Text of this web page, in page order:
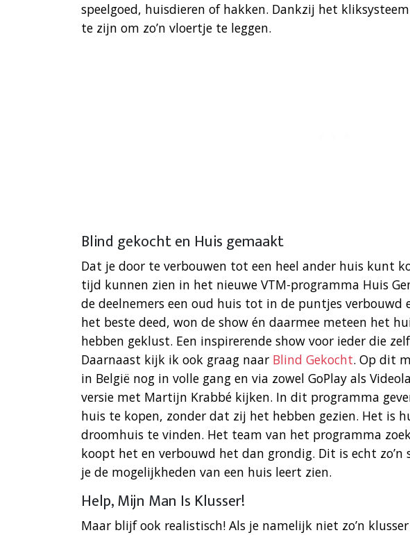
speelgoed, huisdieren of hakken. Dankzij het
te zijn om zo’n vloertje te leggen.
Blind gekocht en Huis gemaakt
Dat je door te verbouwen tot een heel ander huis kunt
tijd kunnen zien in het nieuwe VTM-programma Huis
de deelnemers een oud huis tot in de puntjes verbouwd
het beste deed, won de show én daarmee meteen het
hebben geklust. Een inspirerende show voor ieder die
Daarnaast kijk ik ook graag naar Blind Gekocht. Op dit
in België nog in volle gang en via zowel GoPlay als
versie met Martijn Krabbé kijken. In dit programma
huis te kopen, zonder dat zij het hebben gezien. Het is
droomhuis te vinden. Het team van het programma
koopt het en verbouwd het dan grondig. Dit is echt zo’n
je de mogelijkheden van een huis leert zien.
Help, Mijn Man Is Klusser!
Maar blijf ook realistisch! Als je namelijk niet zo’n